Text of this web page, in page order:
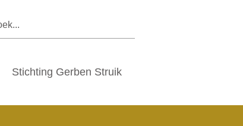
Stichting Gerben Struik